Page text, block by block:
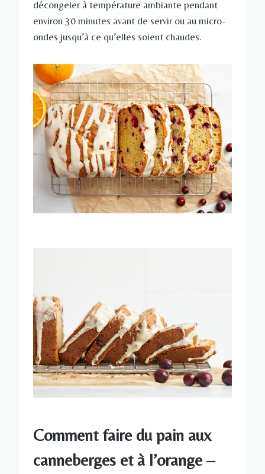
décongeler à température ambiante pendant
environ 30 minutes avant de servir ou au micro-
ondes jusqu’à ce qu’elles soient chaudes.
Comment faire du pain aux
canneberges et à l’orange –